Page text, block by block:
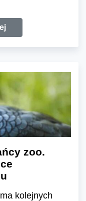
zoo.
kolejnych